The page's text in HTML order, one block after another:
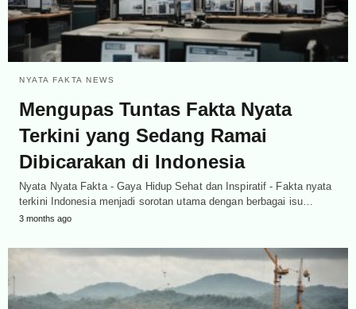
NYATA FAKTA NEWS
Mengupas Tuntas Fakta Nyata
Terkini yang Sedang Ramai
Dibicarakan di Indonesia
Nyata Nyata Fakta - Gaya Hidup Sehat dan Inspiratif - Fakta nyata
terkini Indonesia menjadi sorotan utama dengan berbagai isu…
3 months ago